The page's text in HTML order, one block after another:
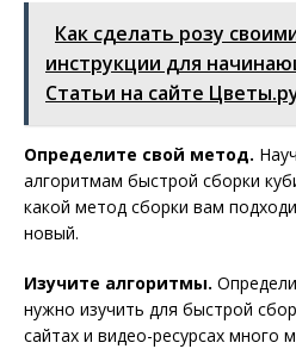
Как сделать розу
инструкции для
Статьи на сайте
Определите свой метод.
алгоритмам быстрой сборки
какой метод сборки вам
новый.
Изучите алгоритмы.
нужно изучить для быстрой
сайтах и видео-ресурсах много